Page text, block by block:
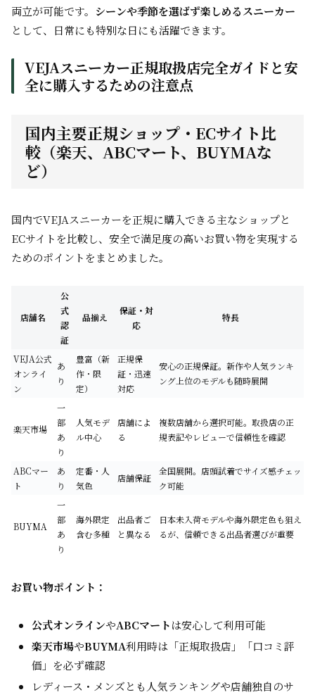
両立が可能です。 シーンや季節を選ばず楽しめるスニーカー
として、日常にも特別な日にも活躍できます。
VEJAスニーカー正規取扱店完全ガイドと安
全に購入するための注意点
国内主要正規ショップ・ECサイト比
較（楽天、ABCマート、BUYMAな
ど）
国内でVEJAスニーカーを正規に購入できる主なショップと
ECサイトを比較し、安全で満足度の高いお買い物を実現する
ためのポイントをまとめました。
店舗名
公
式
認
証
品揃え
保証・対
応
特長
VEJA公式
オンライ
ン
あ
り
豊富（新
作・限
定）
正規保
証・迅速
対応
安心の正規保証。新作や人気ランキ
ング上位のモデルも随時展開
楽天市場
一
部
あ
り
人気モデ
ル中心
店舗によ
る
複数店舗から選択可能。取扱店の正
規表記やレビューで信頼性を確認
ABCマー
ト
あ
り
定番・人
気色
店舗保証
全国展開。店頭試着でサイズ感チェッ
ク可能
BUYMA
一
部
あ
り
海外限定
含む多種
出品者ご
と異なる
日本未入荷モデルや海外限定色も狙え
るが、信頼できる出品者選びが重要
お買い物ポイント：
公式オンラインやABCマートは安心して利用可能
楽天市場やBUYMA利用時は「正規取扱店」「口コミ評
価」を必ず確認
レディース・メンズとも人気ランキングや店舗独自のサ